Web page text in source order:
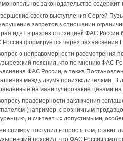
законодательство содержит
своего выступления Сергей
запретов в отношении
идет в разрез с позицией ФАС
формируется через разъяснения
о неправомерности рассмотрения
пояснил, что по мнению ФАС
ФАС России, а также
между двумя производителями. В
на манипулирование ценами на
правомерности заключения
(например, с розничным
и считает их допустимыми,
спикеру поступил вопрос о том, ставит
пояснил, что ФАС России